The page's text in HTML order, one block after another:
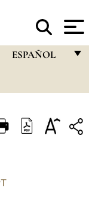
ESPAÑOL
ITALIANO